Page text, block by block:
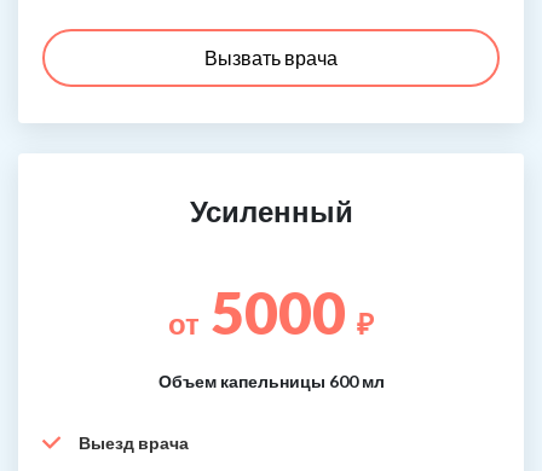
Вызвать врача
Усиленный
от 5000 ₽
Объем капельницы 600 мл
Выезд врача